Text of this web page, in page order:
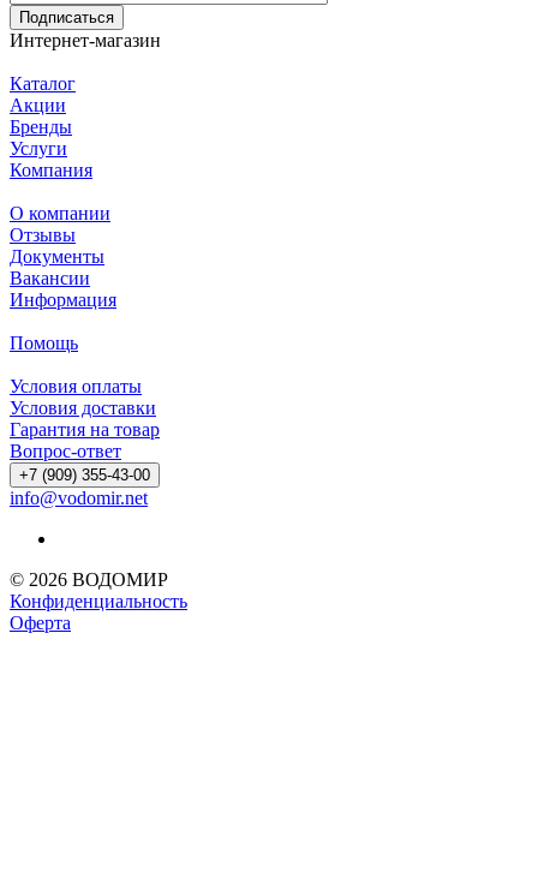
Подписаться
Интернет-магазин
Каталог
Акции
Бренды
Услуги
Компания
О компании
Отзывы
Документы
Вакансии
Информация
Помощь
Условия оплаты
Условия доставки
Гарантия на товар
Вопрос-ответ
+7 (909) 355-43-00
info@vodomir.net
© 2026 ВОДОМИР
Конфиденциальность
Оферта